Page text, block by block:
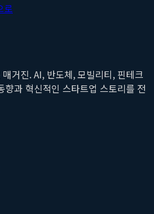
거진. AI, 반도체, 모빌리티, 핀테크
향과 혁신적인 스타트업 스토리를 전